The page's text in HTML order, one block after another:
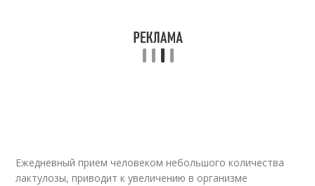
Ежедневный прием человеком небольшого количества
лактулозы, приводит к увеличению в организме